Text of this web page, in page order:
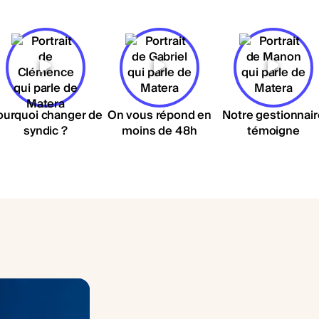
changer de
syndic ?
On vous répond en
moins de 48h
Notre
témoigne